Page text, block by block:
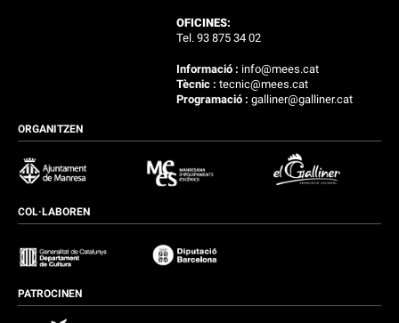
OFICINES:
Tel. 93 875 34 02
Informació : info@mees.cat
Tècnic :tecnic@mees.cat
Programació :galliner@galliner.cat
ORGANITZEN
COL·LABOREN
PATROCINEN